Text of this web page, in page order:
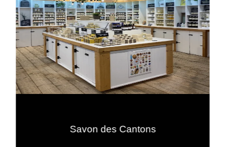
Savon des Cantons